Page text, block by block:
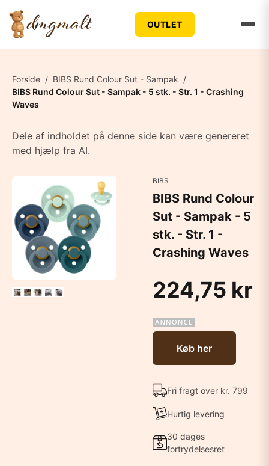
OUTLET
Forside / BIBS Rund Colour Sut - Sampak /
BIBS Rund Colour Sut - Sampak - 5 stk. - Str. 1 - Crashing
Waves
Dele af indholdet på denne side kan være genereret
med hjælp fra AI.
BIBS
BIBS Rund Colour
Sut - Sampak - 5
stk. - Str. 1 -
Crashing Waves
224,75 kr
Køb her
Fri fragt over kr. 799
Hurtig levering
30 dages
fortrydelsesret